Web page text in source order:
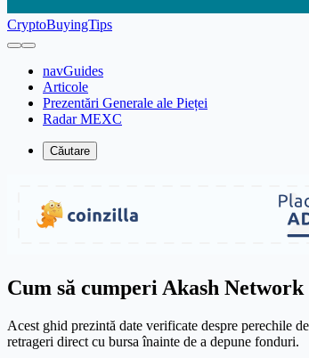
CryptoBuyingTips
navGuides
Articole
Prezentări Generale ale Pieței
Radar MEXC
Căutare
Cum să cumperi Akash
Acest ghid prezintă date verificate despre perechile
retrageri direct cu bursa înainte de a depune fonduri.